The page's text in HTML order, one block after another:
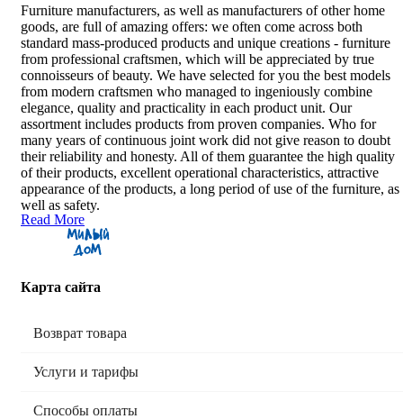
Furniture manufacturers, as well as manufacturers of other home
goods, are full of amazing offers: we often come across both
standard mass-produced products and unique creations - furniture
from professional craftsmen, which will be appreciated by true
connoisseurs of beauty. We have selected for you the best models
from modern craftsmen who managed to ingeniously combine
elegance, quality and practicality in each product unit. Our
assortment includes products from proven companies. Who for
many years of continuous joint work did not give reason to doubt
their reliability and honesty. All of them guarantee the high quality
of their products, excellent operational characteristics, attractive
appearance of the products, a long period of use of the furniture, as
well as safety.
Read More
Карта сайта
Возврат товара
Услуги и тарифы
Способы оплаты